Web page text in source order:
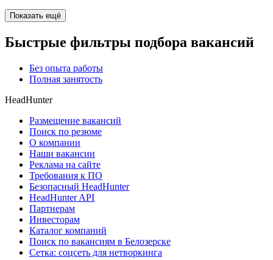
Показать ещё
Быстрые фильтры подбора вакансий
Без опыта работы
Полная занятость
HeadHunter
Размещение вакансий
Поиск по резюме
О компании
Наши вакансии
Реклама на сайте
Требования к ПО
Безопасный HeadHunter
HeadHunter API
Партнерам
Инвесторам
Каталог компаний
Поиск по вакансиям в Белозерске
Сетка: соцсеть для нетворкинга